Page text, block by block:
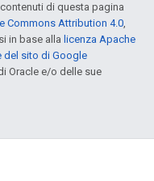
di questa pagina
Commons Attribution 4.0,
in base alla licenza Apache
del sito di Google
Oracle e/o delle sue